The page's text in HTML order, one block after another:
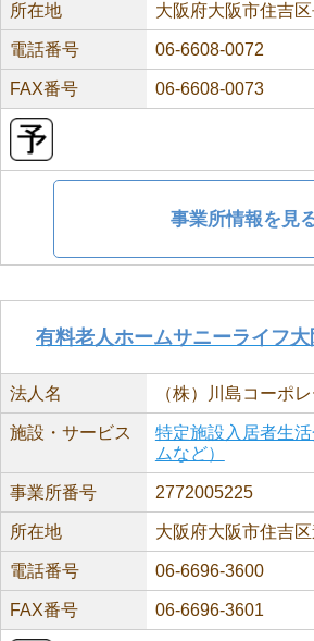
所在地 大阪府大阪市住吉
電話番号 06-6608-0072
FAX番号 06-6608-0073
事業所情報を見
有料老人ホームサニーライフ
法人名 （株）川島コーポ
施設・サービス
特定施設入居者生
ムなど）
事業所番号 2772005225
所在地 大阪府大阪市住吉
電話番号 06-6696-3600
FAX番号 06-6696-3601